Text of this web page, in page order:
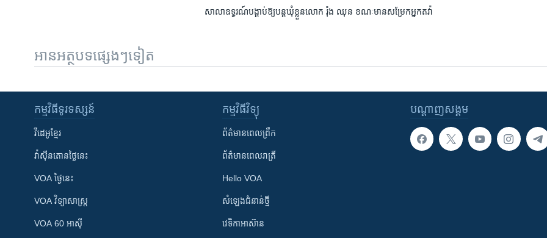
សាលា​ឧទ្ធរណ៍​បង្គាប់​ឱ្យ​បន្ត​ឃុំ​ខ្លួន​លោក រ៉ុង ឈុន ខណៈ​មាន​សម្រែក​អ្នកតវ៉ា
អានអត្ថបទផ្សេងៗទៀត
បណ្តាញ​សង្គម
កម្មវិធី​ទូរទស្សន៍
វីដេអូ​ខ្មែរ
វ៉ាស៊ីនតោន​ថ្ងៃ​នេះ
VOA ថ្ងៃនេះ
VOA ​វិទ្យាសាស្ត្រ
VOA 60 អាស៊ី
កម្មវិធី​វិទ្យុ
ព័ត៌មាន​ពេល​ព្រឹក
ព័ត៌មាន​​ពេល​រាត្រី
Hello VOA
សំឡេង​ជំនាន់​ថ្មី
វេទិកា​អាស៊ាន